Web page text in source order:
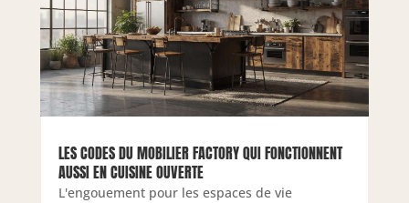
LES CODES DU MOBILIER FACTORY QUI FONCTIONNENT
AUSSI EN CUISINE OUVERTE
L'engouement pour les espaces de vie